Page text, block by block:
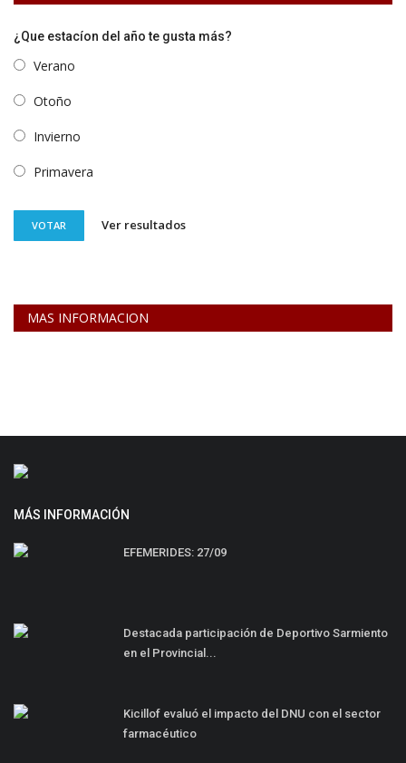
¿Que estacíon del año te gusta más?
Verano
Otoño
Invierno
Primavera
VOTAR Ver resultados
MAS INFORMACION
MÁS INFORMACIÓN
EFEMERIDES: 27/09
Destacada participación de Deportivo Sarmiento
en el Provincial...
Kicillof evaluó el impacto del DNU con el sector
farmacéutico